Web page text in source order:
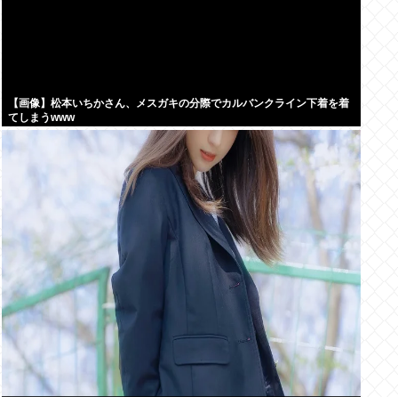
【画像】松本いちかさん、メスガキの分際でカルバンクライン下着を着
てしまうwww